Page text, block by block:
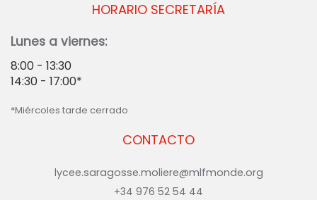
CONTACTO
lycee.saragosse.moliere@mlfmonde.org
+34 976 52 54 44
HORARIO SECRETARÍA
Lunes a viernes:
8:00 - 13:30
14:30 - 17:00*
*Miércoles tarde cerrado